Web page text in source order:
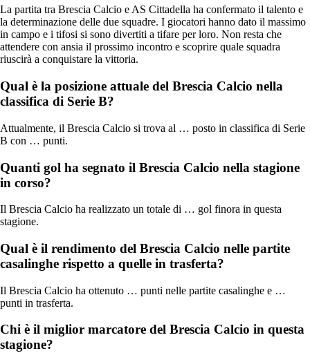
La partita tra Brescia Calcio e AS Cittadella ha confermato il talento e
la determinazione delle due squadre. I giocatori hanno dato il massimo
in campo e i tifosi si sono divertiti a tifare per loro. Non resta che
attendere con ansia il prossimo incontro e scoprire quale squadra
riuscirà a conquistare la vittoria.
Qual è la posizione attuale del Brescia Calcio nella
classifica di Serie B?
Attualmente, il Brescia Calcio si trova al … posto in classifica di Serie
B con … punti.
Quanti gol ha segnato il Brescia Calcio nella stagione
in corso?
Il Brescia Calcio ha realizzato un totale di … gol finora in questa
stagione.
Qual è il rendimento del Brescia Calcio nelle partite
casalinghe rispetto a quelle in trasferta?
Il Brescia Calcio ha ottenuto … punti nelle partite casalinghe e …
punti in trasferta.
Chi è il miglior marcatore del Brescia Calcio in questa
stagione?